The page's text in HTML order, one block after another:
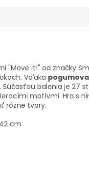
"Move it!" od značky
Vďaka
balenia je 27
motívmi. Hra s
rôzne tvary.
cm